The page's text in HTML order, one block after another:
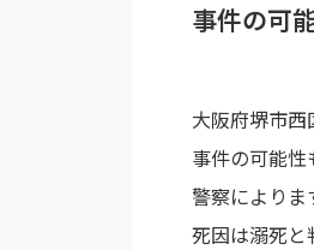
事件の可
大阪府堺市
事件の可能性
警察によりま
死因は溺死と